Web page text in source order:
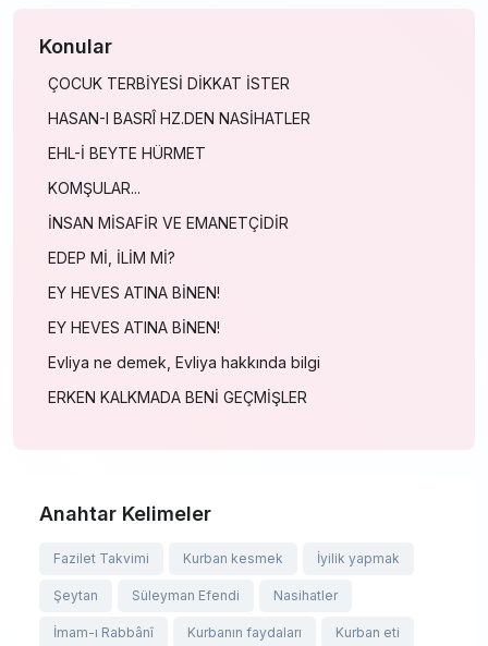
Konular
ÇOCUK TERBİYESİ DİKKAT İSTER
HASAN-I BASRÎ HZ.DEN NASİHATLER
EHL-İ BEYTE HÜRMET
KOMŞULAR...
İNSAN MİSAFİR VE EMANETÇİDİR
EDEP Mİ, İLİM Mİ?
EY HEVES ATINA BİNEN!
EY HEVES ATINA BİNEN!
Evliya ne demek, Evliya hakkında bilgi
ERKEN KALKMADA BENİ GEÇMİŞLER
Anahtar Kelimeler
Fazilet Takvimi Kurban kesmek İyilik yapmak
Şeytan Süleyman Efendi Nasihatler
İmam-ı Rabbânî Kurbanın faydaları Kurban eti